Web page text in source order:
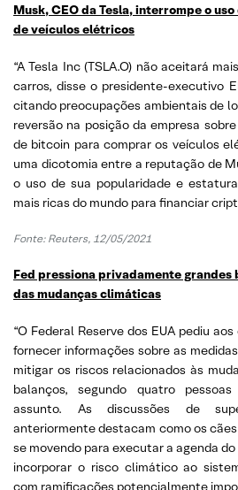
Musk, CEO da Tesla, interrompe o
de veículos elétricos
“A Tesla Inc (TSLA.O) não aceitará
carros, disse o presidente-executivo
citando preocupações ambientais de
reversão na posição da empresa
de bitcoin para comprar os veículos
uma dicotomia entre a reputação de
o uso de sua popularidade e
mais ricas do mundo para financiar
Fonte: Reuters, 12/05/2021
Fed pressiona privadamente grandes
das mudanças climáticas
“O Federal Reserve dos EUA pediu
fornecer informações sobre as
mitigar os riscos relacionados às
balanços, segundo quatro
assunto. As discussões de
anteriormente destacam como os
se movendo para executar a agenda
incorporar o risco climático ao
com ramificações potencialmente